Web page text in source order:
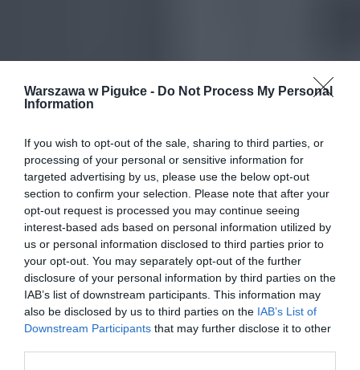
Warszawa w Pigułce - Do Not Process My Personal
Information
If you wish to opt-out of the sale, sharing to third parties, or
processing of your personal or sensitive information for
targeted advertising by us, please use the below opt-out
section to confirm your selection. Please note that after your
opt-out request is processed you may continue seeing
interest-based ads based on personal information utilized by
us or personal information disclosed to third parties prior to
your opt-out. You may separately opt-out of the further
disclosure of your personal information by third parties on the
IAB’s list of downstream participants. This information may
also be disclosed by us to third parties on the IAB’s List of
Downstream Participants that may further disclose it to other